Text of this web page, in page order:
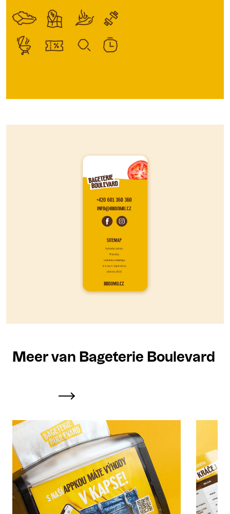
Meer van Bageterie Boulevard